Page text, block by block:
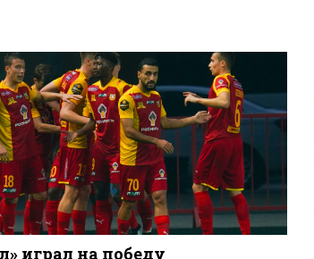
играл на победу